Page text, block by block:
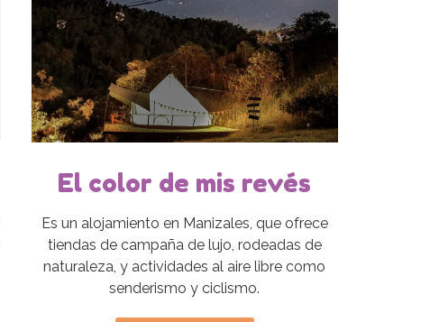
El color de mis revés
Es un alojamiento en Manizales, que ofrece
tiendas de campaña de lujo, rodeadas de
naturaleza, y actividades al aire libre como
senderismo y ciclismo.